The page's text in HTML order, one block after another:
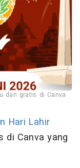
dan gratis di Canva
Hari Lahir
di Canva yang